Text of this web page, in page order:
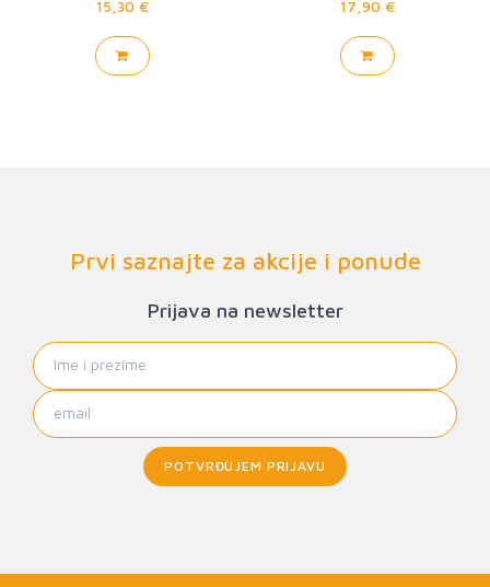
15,30 € 17,90 €
Prvi saznajte za akcije i ponude
Prijava na newsletter
POTVRĐUJEM PRIJAVU